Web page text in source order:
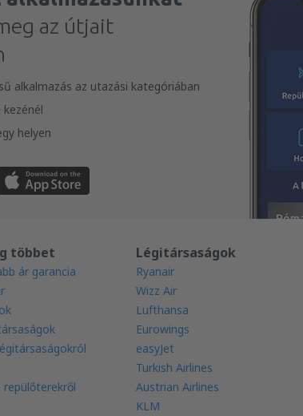
az útjait
alkalmazás az utazási kategóriában
helyen
többet
ár garancia
repülőterekről
Légitársaságok
Ryanair
Wizz Air
Lufthansa
Eurowings
easyJet
Turkish Airlines
Austrian Airlines
KLM